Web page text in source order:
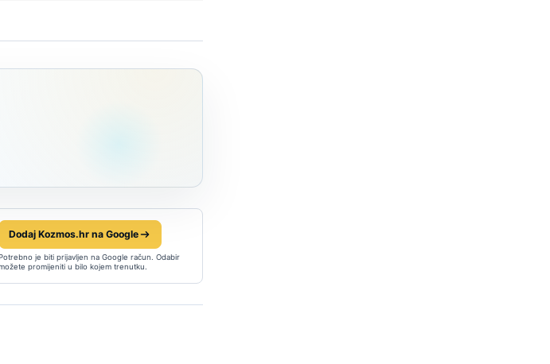
Dodaj Kozmos.hr na Google
je biti prijavljen na Google račun. Odabir
promijeniti u bilo kojem trenutku.